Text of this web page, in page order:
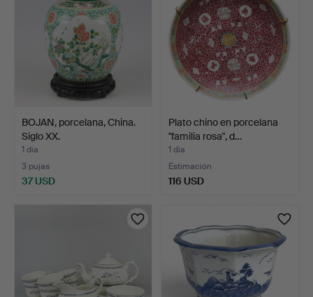
BOJAN, porcelana, China.
Siglo XX.
1 día
3 pujas
37 USD
Plato chino en porcelana
"familia rosa", d…
1 día
Estimación
116 USD